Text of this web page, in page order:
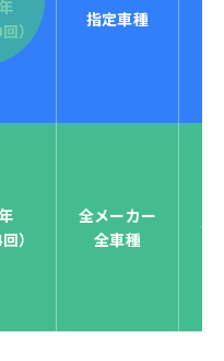
ら
払い可能
ース決済を国際5大カ
カード決済、賢くポ
）
指定車種
）
全メーカー
全車種
全